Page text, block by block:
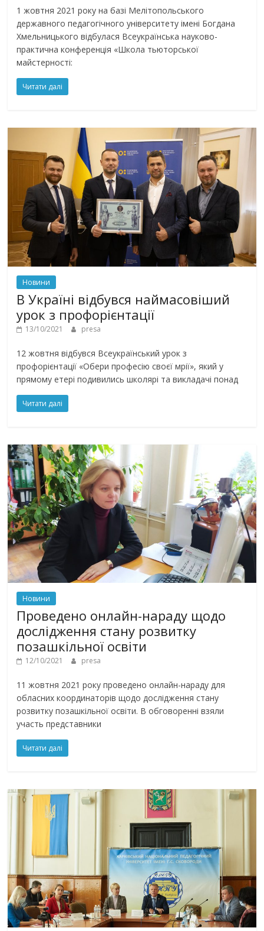
1 жовтня 2021 року на базі Мелітопольського
державного педагогічного університету імені Богдана
Хмельницького відбулася Всеукраїнська науково-
практична конференція «Школа тьюторської
майстерності:
Читати далі
Новини
В Україні відбувся наймасовіший
урок з профорієнтації
13/10/2021 presa
12 жовтня відбувся Всеукраїнський урок з
профорієнтації «Обери професію своєї мрії», який у
прямому етері подивились школярі та викладачі понад
Читати далі
Новини
Проведено онлайн-нараду щодо
дослідження стану розвитку
позашкільної освіти
12/10/2021 presa
11 жовтня 2021 року проведено онлайн-нараду для
обласних координаторів щодо дослідження стану
розвитку позашкільної освіти. В обговоренні взяли
участь представники
Читати далі